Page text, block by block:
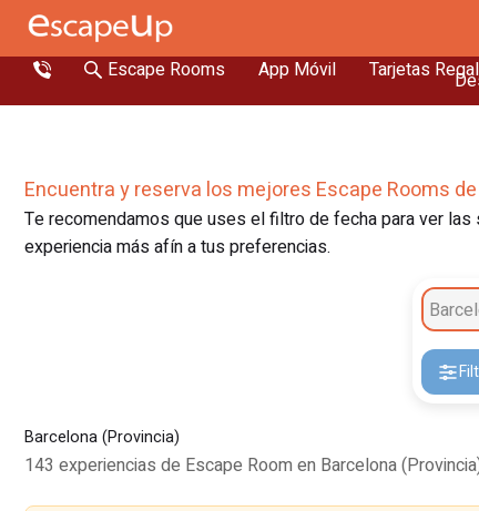
Escape Rooms App Móvil Tarjetas
Encuentra y reserva los mejores Escape Rooms
Te recomendamos que uses el filtro de fecha para ver
experiencia más afín a tus preferencias.
Barcelona (Provincia)
143 experiencias de Escape Room en Barcelona